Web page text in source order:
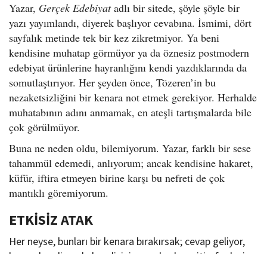
Yazar, Gerçek Edebiyatadlı bir sitede, şöyle şöyle bir
yazı yayımlandı, diyerek başlıyor cevabına. İsmimi, dört
sayfalık metinde tek bir kez zikretmiyor. Ya beni
kendisine muhatap görmüyor ya da öznesiz postmodern
edebiyat ürünlerine hayranlığını kendi yazdıklarında da
somutlaştırıyor. Her şeyden önce, Tözeren’in bu
nezaketsizliğini bir kenara not etmek gerekiyor. Herhalde
muhatabının adını anmamak, en ateşli tartışmalarda bile
çok görülmüyor.
Buna ne neden oldu, bilemiyorum. Yazar, farklı bir sese
tahammül edemedi, anlıyorum; ancak kendisine hakaret,
küfür, iftira etmeyen birine karşı bu nefreti de çok
mantıklı göremiyorum.
ETKİSİZ ATAK
Her neyse, bunları bir kenara bırakırsak; cevap geliyor,